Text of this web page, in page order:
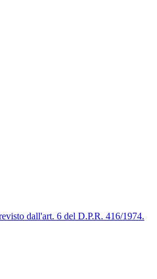
dall'art. 6 del D.P.R. 416/1974.